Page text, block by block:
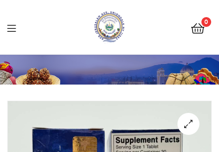
Tienda
Salvadoreña
Online
0
Salvadoreña
Online